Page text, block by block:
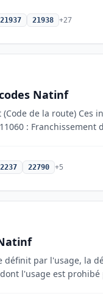
21937 21938 +27
Natinf
de la route)
: Franchissement
2237 22790 +5
par l'usage, la
l'usage est